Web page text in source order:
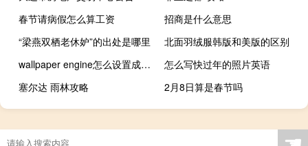
春节请病假怎么算工资
招商是什么意思
“梁燕双栖老休妒”的出处是哪里
北面羽绒服韩版和美版的区别
wallpaper engine怎么设置成开机自动换壁纸 wallpaperengine成人
怎么写快过年的照片英语
塞尔达 雨林攻略
2月8日算是春节吗